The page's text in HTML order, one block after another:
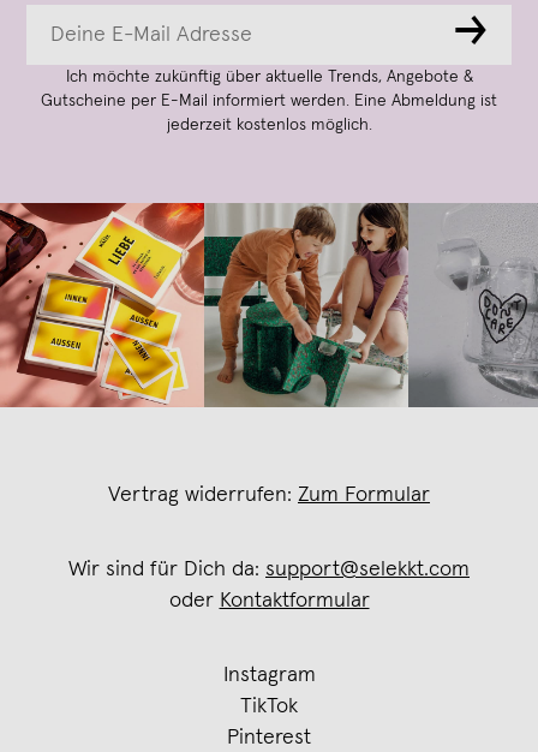
→
Ich möchte zukünftig über aktuelle Trends, Angebote &
Gutscheine per E-Mail informiert werden. Eine Abmeldung ist
jederzeit kostenlos möglich.
Vertrag widerrufen: Zum Formular
Wir sind für Dich da: support@selekkt.com
oder Kontaktformular
Instagram
TikTok
Pinterest